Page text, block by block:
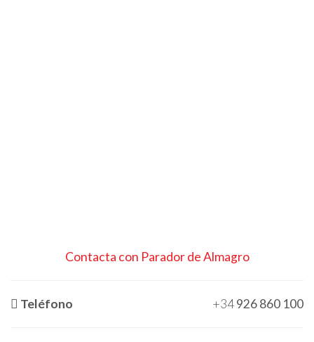
Contacta con Parador de Almagro
Teléfono +34926 860 100